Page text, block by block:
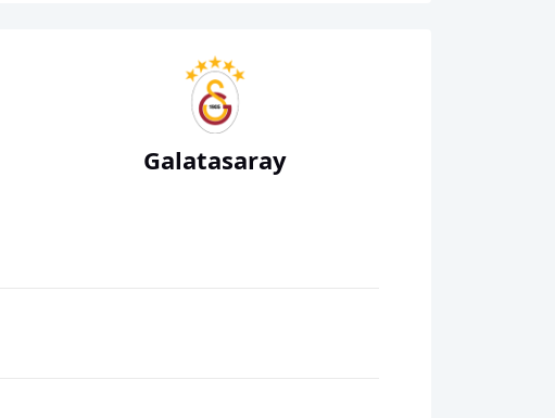
Galatasaray